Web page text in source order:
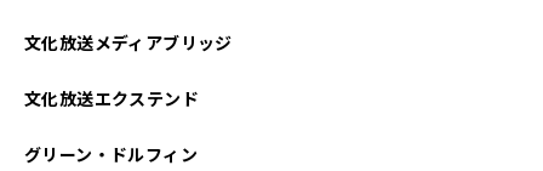
文化放送メディアブリッジ
文化放送エクステンド
グリーン・ドルフィン